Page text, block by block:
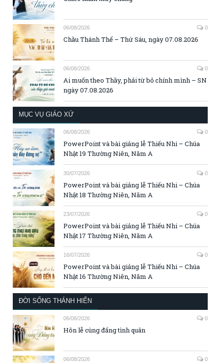
06/08/2026 0
Chầu Thánh Thể – Thứ Sáu, ngày 07.08.2026
06/08/2026 0
Ai muốn theo Thầy, phải từ bỏ chính mình – SN
ngày 07.08.2026
MỤC VỤ GIÁO XỨ
06/08/2026 0
PowerPoint và bài giảng lễ Thiếu Nhi – Chúa
Nhật 19 Thường Niên, Năm A
30/07/2026 0
PowerPoint và bài giảng lễ Thiếu Nhi – Chúa
Nhật 18 Thường Niên, Năm A
23/07/2026 0
PowerPoint và bài giảng lễ Thiếu Nhi – Chúa
Nhật 17 Thường Niên, Năm A
16/07/2026 0
PowerPoint và bài giảng lễ Thiếu Nhi – Chúa
Nhật 16 Thường Niên, Năm A
ĐỜI SỐNG THÁNH HIẾN
06/08/2026 0
Hôn lễ cùng đấng tình quân
06/08/2026 0